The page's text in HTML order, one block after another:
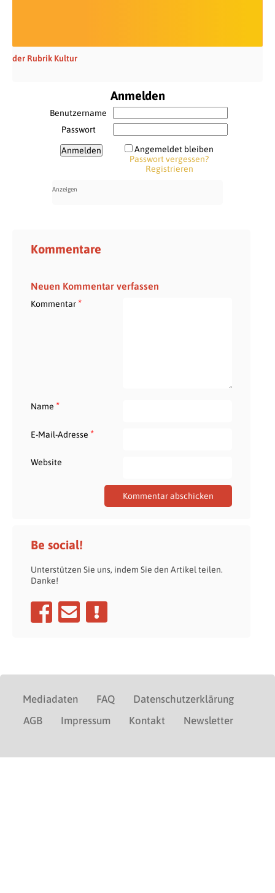
der Rubrik Kultur
Anmelden
Benutzername
Passwort
Angemeldet bleiben
Passwort vergessen?
Registrieren
Kommentare
Neuen Kommentar verfassen
Kommentar*
Name *
E-Mail-Adresse *
Website
Be social!
Unterstützen Sie uns, indem Sie den Artikel teilen.
Danke!
Mediadaten FAQ
Datenschutzerklärung
AGB
Impressum Kontakt Newsletter